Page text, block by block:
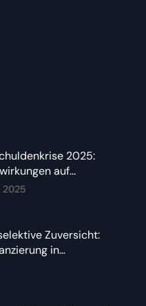
2025:
auf
im Euroraum
2025
Zuversicht:
in
Sommer 2025